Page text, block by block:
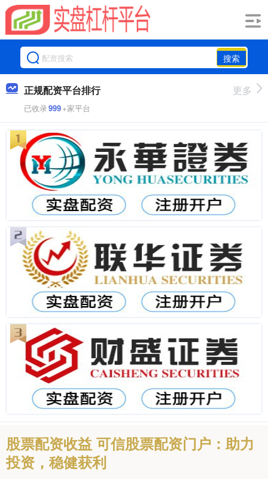
搜索
正规配资平台排行
已收录999+家平台
更多
股票配资收益 可信股票配资门户：助力
投资，稳健获利